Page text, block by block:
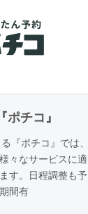
チコ』
『ポチコ』では、
々なサービスに適
す。日程調整も予
間有